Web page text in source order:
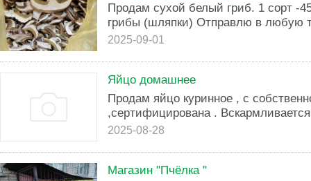
Продам сухой белый гриб. 1 сорт -
грибы (шляпки) Отправлю в любую
2025-09-01
Яйцо домашнее
Продам яйцо куринное , с
,сертифицирована .
2025-08-28
Магазин "Пчёлка "